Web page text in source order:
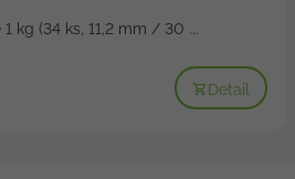
kg (34 ks, 11,2 mm / 30 ...
Detail